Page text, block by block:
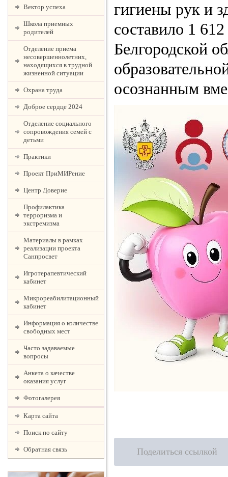
Вектор успеха
Школа приемных
родителей
Отделение приема
несовершеннолетних,
находящихся в трудной
жизненной ситуации
Охрана труда
Доброе сердце 2024
Отделение социального
сопровождения семей с
детьми
Практики
Проект ПриМИРение
Центр Доверие
Профилактика
терроризма и
экстремизма
Материалы в рамках
реализации проекта
Санпросвет
Игротерапевтический
кабинет
Микрореабилитационный
кабинет
Информация о количестве
свободных мест
Часто задаваемые
вопросы
Анкета о качестве
оказания услуг
Фотогалерея
Карта сайта
Поиск по сайту
Обратная связь
гигиены рук и
составило 1
Белгородской
осознанным
Поделиться ссылкой